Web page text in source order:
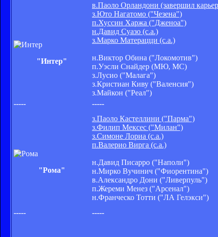
"Интер"
в.Паоло Орландони (завершил
з.Юто Нагатомо ("Чезена")
п.Хуссин Харжа ("Дженоа")
н.Давид Суазо (с.а.)
з.Марко Матерацци (с.а.)
н.Виктор Обина ("Локомотив")
п.Уэсли Снайдер (МЮ, МС)
з.Лусио ("Малага")
з.Кристиан Киву ("Валенсия")
з.Майкон ("Реал")
-----
-----
"Рома"
з.Паоло Кастеллини ("Парма")
з.Филип Мексес ("Милан")
з.Симоне Лориа (с.а.)
п.Валерио Вирга (с.а.)
н.Давид Писарро ("Наполи")
н.Мирко Вучинич ("Фиорентина")
в.Александро Дони ("Ливерпуль")
п.Жереми Менез ("Арсенал")
н.Франческо Тотти ("ЛА Гелэкси")
-----
-----